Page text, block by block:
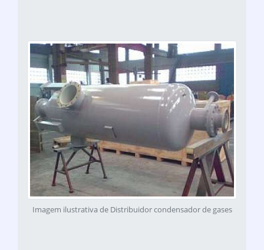
Imagem ilustrativa de Distribuidor condensador de gases